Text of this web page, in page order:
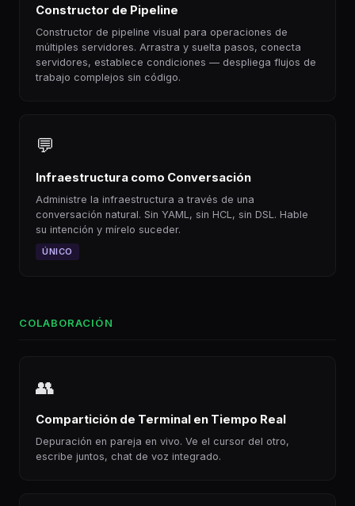
Constructor de Pipeline
Constructor de pipeline visual para operaciones de
múltiples servidores. Arrastra y suelta pasos, conecta
servidores, establece condiciones — despliega flujos de
trabajo complejos sin código.
💬
Infraestructura como Conversación
Administre la infraestructura a través de una
conversación natural. Sin YAML, sin HCL, sin DSL. Hable
su intención y mírelo suceder.
ÚNICO
COLABORACIÓN
👥
Compartición de Terminal en Tiempo Real
Depuración en pareja en vivo. Ve el cursor del otro,
escribe juntos, chat de voz integrado.